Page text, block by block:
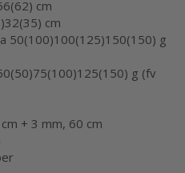
cm
cm
50(100)100(125)150(150) g
g (fv
+ 3 mm, 60 cm